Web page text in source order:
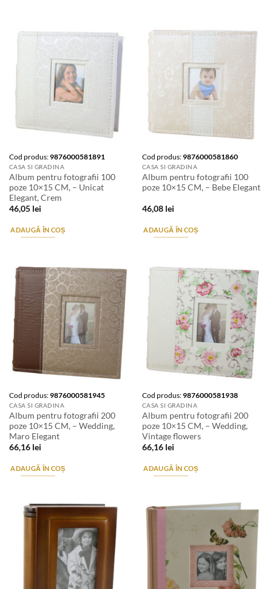
Cod produs:9876000581891
CASA SI GRADINA
Album pentru fotografii 100
poze 10×15 CM, – Unicat
Elegant, Crem
46,05 lei
ADAUGĂ ÎN COȘ
Cod produs:9876000581860
CASA SI GRADINA
Album pentru fotografii 100
poze 10×15 CM, – Bebe Elegant
46,08 lei
ADAUGĂ ÎN COȘ
Cod produs:9876000581945
CASA SI GRADINA
Album pentru fotografii 200
poze 10×15 CM, – Wedding,
Maro Elegant
66,16 lei
ADAUGĂ ÎN COȘ
Cod produs:9876000581938
CASA SI GRADINA
Album pentru fotografii 200
poze 10×15 CM, – Wedding,
Vintage flowers
66,16 lei
ADAUGĂ ÎN COȘ